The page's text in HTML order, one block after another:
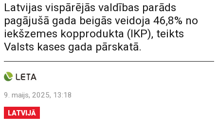
Latvijas vispārējās valdības parāds
pagājušā gada beigās veidoja 46,8% no
iekšzemes kopprodukta (IKP), teikts
Valsts kases gada pārskatā.
9. maijs, 2025, 13:18
LATVIJĀ